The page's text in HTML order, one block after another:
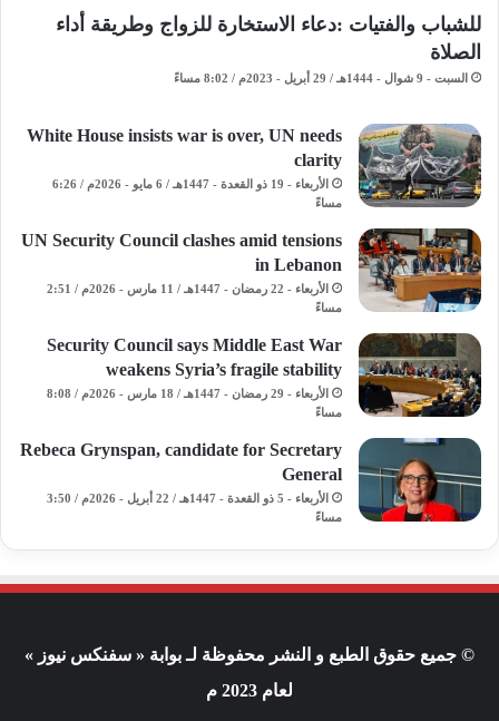
للشباب والفتيات :دعاء الاستخارة للزواج وطريقة أداء
الصلاة
السبت - 9 شوال - 1444هـ / 29 أبريل - 2023م / 8:02 مساءً
White House insists war is over, UN needs
clarity
الأربعاء - 19 ذو القعدة - 1447هـ / 6 مايو - 2026م / 6:26
مساءً
UN Security Council clashes amid tensions
in Lebanon
الأربعاء - 22 رمضان - 1447هـ / 11 مارس - 2026م / 2:51
مساءً
Security Council says Middle East War
weakens Syria’s fragile stability
الأربعاء - 29 رمضان - 1447هـ / 18 مارس - 2026م / 8:08
مساءً
Rebeca Grynspan, candidate for Secretary
General
الأربعاء - 5 ذو القعدة - 1447هـ / 22 أبريل - 2026م / 3:50
مساءً
© جميع حقوق الطبع و النشر محفوظة لـ بوابة « سفنكس نيوز »
لعام 2023 م